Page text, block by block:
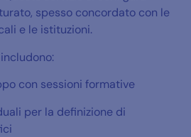
spesso concordato con le
e le istituzioni.
con sessioni formative
per la definizione di